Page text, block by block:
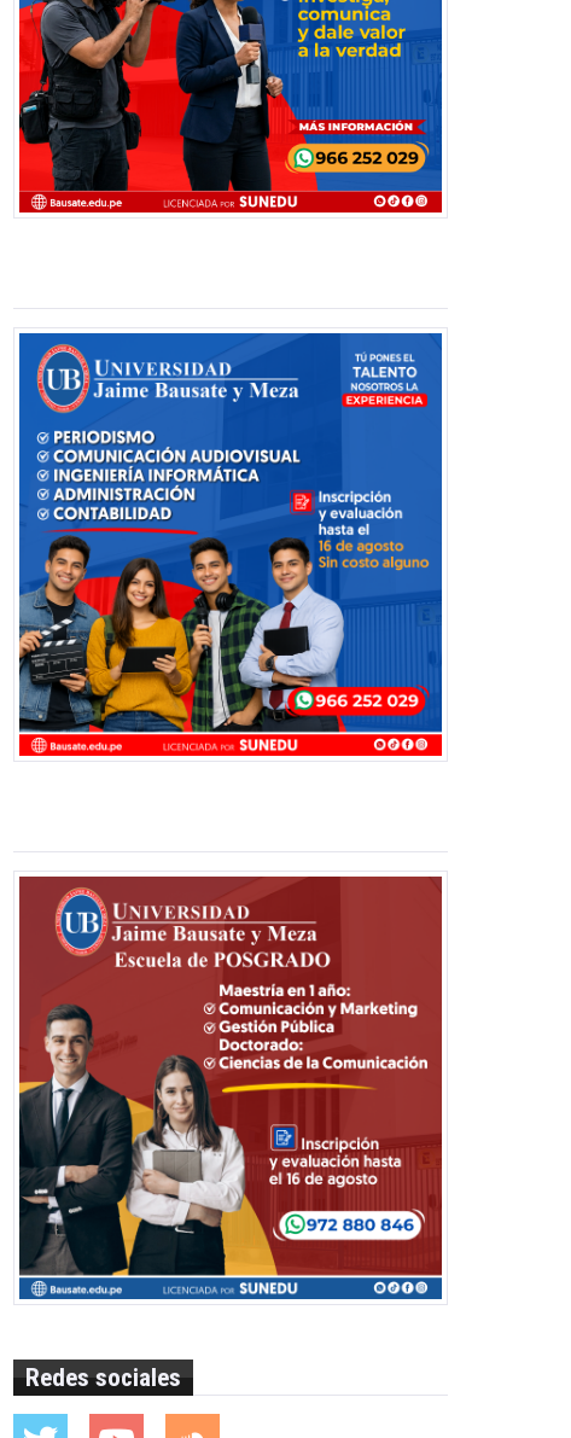
Redes sociales